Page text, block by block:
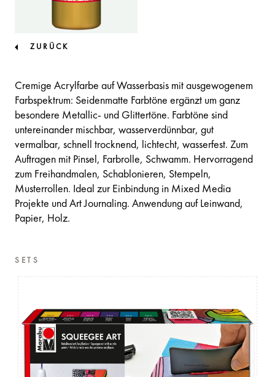
ZURÜCK
Cremige Acrylfarbe auf Wasserbasis mit ausgewogenem
Farbspektrum: Seidenmatte Farbtöne ergänzt um ganz
besondere Metallic- und Glittertöne. Farbtöne sind
untereinander mischbar, wasserverdünnbar, gut
vermalbar, schnell trocknend, lichtecht, wasserfest. Zum
Auftragen mit Pinsel, Farbrolle, Schwamm. Hervorragend
zum Freihandmalen, Schablonieren, Stempeln,
Musterrollen. Ideal zur Einbindung in Mixed Media
Projekte und Art Journaling. Anwendung auf Leinwand,
Papier, Holz.
SETS